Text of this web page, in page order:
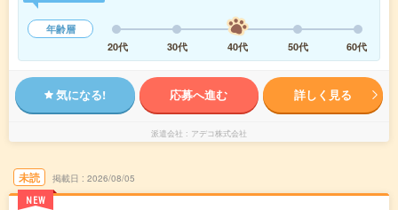
年齢層
20代
30代 40代 50代 60代
気になる! 応募へ進む 詳しく見る
派遣会社 アデコ株式会社
未読
NEW
掲載日 2026/08/05